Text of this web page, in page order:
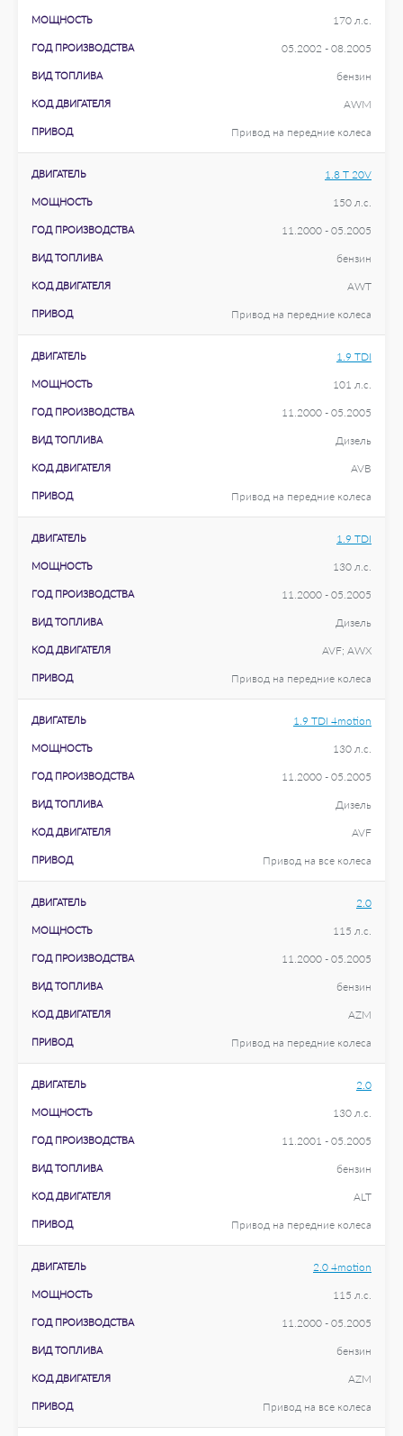
МОЩНОСТЬ 170 л.с.
ГОД ПРОИЗВОДСТВА 05.2002 - 08.2005
ВИД ТОПЛИВА бензин
КОД ДВИГАТЕЛЯ AWM
ПРИВОД Привод на передние колеса
ДВИГАТЕЛЬ 1.8 T 20V
МОЩНОСТЬ 150 л.с.
ГОД ПРОИЗВОДСТВА 11.2000 - 05.2005
ВИД ТОПЛИВА бензин
КОД ДВИГАТЕЛЯ AWT
ПРИВОД Привод на передние колеса
ДВИГАТЕЛЬ 1.9 TDI
МОЩНОСТЬ 101 л.с.
ГОД ПРОИЗВОДСТВА 11.2000 - 05.2005
ВИД ТОПЛИВА Дизель
КОД ДВИГАТЕЛЯ AVB
ПРИВОД Привод на передние колеса
ДВИГАТЕЛЬ 1.9 TDI
МОЩНОСТЬ 130 л.с.
ГОД ПРОИЗВОДСТВА 11.2000 - 05.2005
ВИД ТОПЛИВА Дизель
КОД ДВИГАТЕЛЯ AVF; AWX
ПРИВОД Привод на передние колеса
ДВИГАТЕЛЬ 1.9 TDI 4motion
МОЩНОСТЬ 130 л.с.
ГОД ПРОИЗВОДСТВА 11.2000 - 05.2005
ВИД ТОПЛИВА Дизель
КОД ДВИГАТЕЛЯ AVF
ПРИВОД Привод на все колеса
ДВИГАТЕЛЬ 2.0
МОЩНОСТЬ 115 л.с.
ГОД ПРОИЗВОДСТВА 11.2000 - 05.2005
ВИД ТОПЛИВА бензин
КОД ДВИГАТЕЛЯ AZM
ПРИВОД Привод на передние колеса
ДВИГАТЕЛЬ 2.0
МОЩНОСТЬ 130 л.с.
ГОД ПРОИЗВОДСТВА 11.2001 - 05.2005
ВИД ТОПЛИВА бензин
КОД ДВИГАТЕЛЯ ALT
ПРИВОД Привод на передние колеса
ДВИГАТЕЛЬ 2.0 4motion
МОЩНОСТЬ 115 л.с.
ГОД ПРОИЗВОДСТВА 11.2000 - 05.2005
ВИД ТОПЛИВА бензин
КОД ДВИГАТЕЛЯ AZM
ПРИВОД Привод на все колеса